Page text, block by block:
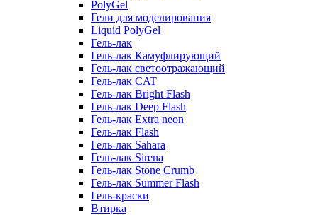
PolyGel
Гели для моделирования
Liquid PolyGel
Гель-лак
Гель-лак Камуфлирующий
Гель-лак светоотражающий
Гель-лак CAT
Гель-лак Bright Flash
Гель-лак Deep Flash
Гель-лак Extra neon
Гель-лак Flash
Гель-лак Sahara
Гель-лак Sirena
Гель-лак Stone Crumb
Гель-лак Summer Flash
Гель-краски
Втирка